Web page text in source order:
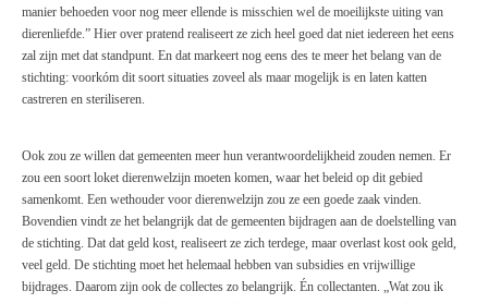
manier behoeden voor nog meer ellende is misschien wel de moeilijkste uiting van
dierenliefde.” Hier over pratend realiseert ze zich heel goed dat niet iedereen het eens
zal zijn met dat standpunt. En dat markeert nog eens des te meer het belang van de
stichting: voorkóm dit soort situaties zoveel als maar mogelijk is en laten katten
castreren en steriliseren.
Ook zou ze willen dat gemeenten meer hun verantwoordelijkheid zouden nemen. Er
zou een soort loket dierenwelzijn moeten komen, waar het beleid op dit gebied
samenkomt. Een wethouder voor dierenwelzijn zou ze een goede zaak vinden.
Bovendien vindt ze het belangrijk dat de gemeenten bijdragen aan de doelstelling van
de stichting. Dat dat geld kost, realiseert ze zich terdege, maar overlast kost ook geld,
veel geld. De stichting moet het helemaal hebben van subsidies en vrijwillige
bijdrages. Daarom zijn ook de collectes zo belangrijk. Én collectanten. „Wat zou ik